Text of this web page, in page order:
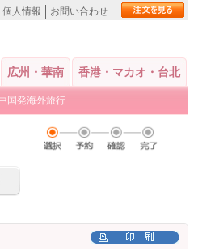
個人情報 お問い合わせ
広州・華南 香港・マカオ・台北
国発海外旅行